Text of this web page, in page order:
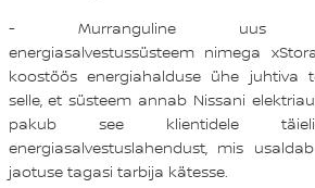
- Murranguline uus
energiasalvestussüsteem nimega
koostöös energiahalduse ühe juhtiva
selle, et süsteem annab Nissani
pakub see klientidele
energiasalvestuslahendust, mis
jaotuse tagasi tarbija kätesse.